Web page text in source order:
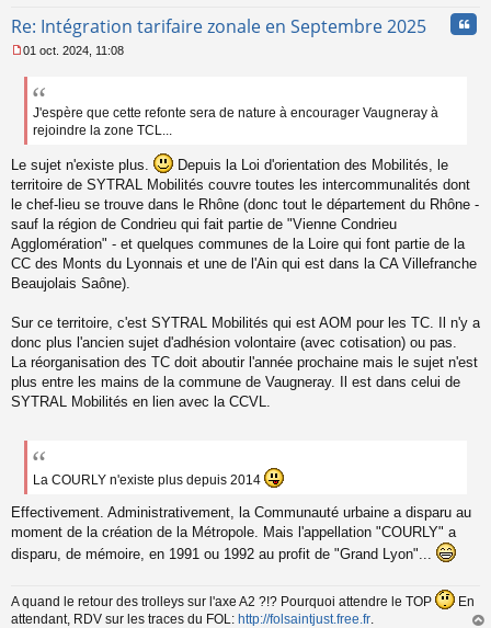
o
l
Re: Intégration tarifaire zonale en Septembre 2025
e
g
e
o
n
l
u
01 oct. 2024, 11:08
J'espère que cette refonte sera de nature à encourager Vaugneray à
rejoindre la zone TCL...
Le sujet n'existe plus.
Depuis la Loi d'orientation des Mobilités, le
territoire de SYTRAL Mobilités couvre toutes les intercommunalités dont
le chef-lieu se trouve dans le Rhône (donc tout le département du Rhône -
sauf la région de Condrieu qui fait partie de "Vienne Condrieu
Agglomération" - et quelques communes de la Loire qui font partie de la
CC des Monts du Lyonnais et une de l'Ain qui est dans la CA Villefranche
Beaujolais Saône).
Sur ce territoire, c'est SYTRAL Mobilités qui est AOM pour les TC. Il n'y a
donc plus l'ancien sujet d'adhésion volontaire (avec cotisation) ou pas.
La réorganisation des TC doit aboutir l'année prochaine mais le sujet n'est
plus entre les mains de la commune de Vaugneray. Il est dans celui de
SYTRAL Mobilités en lien avec la CCVL.
La COURLY n'existe plus depuis 2014
Effectivement. Administrativement, la Communauté urbaine a disparu au
moment de la création de la Métropole. Mais l'appellation "COURLY" a
disparu, de mémoire, en 1991 ou 1992 au profit de "Grand Lyon"...
A quand le retour des trolleys sur l'axe A2 ?!? Pourquoi attendre le TOP
En
attendant, RDV sur les traces du FOL: http://folsaintjust.free.fr.